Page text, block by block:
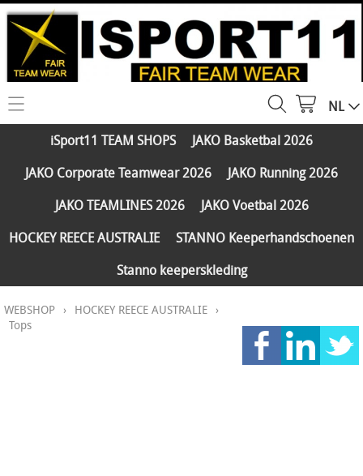
HOME
WEBSHOP
JAKO Running 2026
JAKO TEAMLINES 2026
PARTNERS
Klantengroepen
CONTACT
NL
iSport11 TEAM SHOPS
JAKO Basketbal 2026
JAKO Corporate Teamwear 2026
JAKO Running 2026
JAKO TEAMLINES 2026
JAKO Voetbal 2026
HOCKEY REECE AUSTRALIE
STANNO Keeperhandschoenen
Stanno keeperskleding
WEBSHOP › HOCKEY REECE AUSTRALIE ›
Tops